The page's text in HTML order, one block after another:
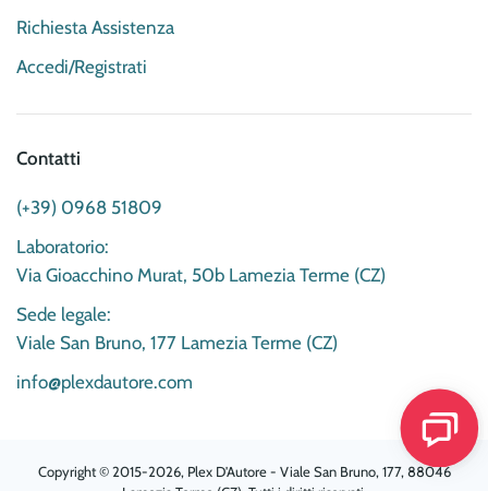
Richiesta Assistenza
Accedi/Registrati
Contatti
(+39) 0968 51809
Laboratorio:
Via Gioacchino Murat, 50b Lamezia Terme (CZ)
Sede legale:
Viale San Bruno, 177 Lamezia Terme (CZ)
info@plexdautore.com
Copyright © 2015-2026, Plex D'Autore - Viale San Bruno, 177, 88046